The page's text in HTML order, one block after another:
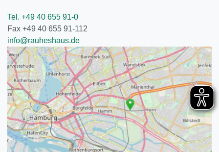
Tel. +49 40 655 91-0
Fax +49 40 655 91-112
info@rauheshaus.de